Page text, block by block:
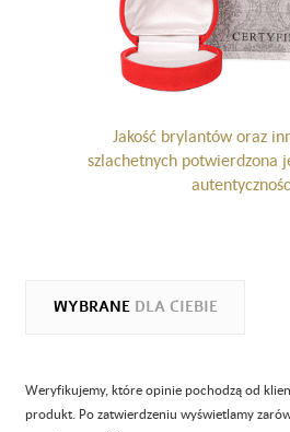
Jakość brylantów oraz
szlachetnych potwierdzona
WYBRANEDLA CIEBIE
Weryfikujemy, które opinie pochodzą od
produkt. Po zatwierdzeniu wyświetlamy